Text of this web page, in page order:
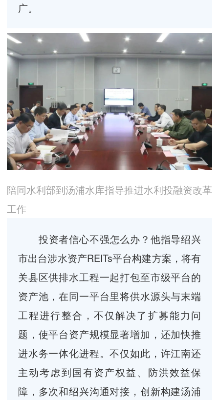
广。
陪同水利部到汤浦水库指导推进水利投融资改革
工作
投资者信心不强怎么办？他指导绍兴
市出台涉水资产REITs平台构建方案，将有
关县区供排水工程一起打包至市级平台的
资产池，在同一平台里将供水源头与末端
工程进行整合，不仅解决了扩募能力问
题，使平台资产规模显著增加，还加快推
进水务一体化进程。不仅如此，许江南还
主动考虑到国有资产权益、防洪效益保
障，多次和绍兴沟通对接，创新构建汤浦